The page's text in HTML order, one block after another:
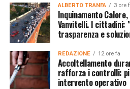
ALBERTO TRANFA 3 ore
Inquinamento
Vanvitelli. I cittadini:
trasparenza e
REDAZIONE 12 ore fa
Accoltellamento
rafforza i controlli:
intervento operativo